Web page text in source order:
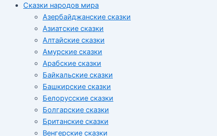
Сказки народов мира
Азербайджанские сказки
Азиатские сказки
Алтайские сказки
Амурские сказки
Арабские сказки
Байкальские сказки
Башкирские сказки
Белорусские сказки
Болгарские сказки
Британские сказки
Венгерские сказки